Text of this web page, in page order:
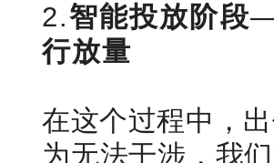
2.智能投放阶段
行放量
在这个过程中，
为无法干涉，我